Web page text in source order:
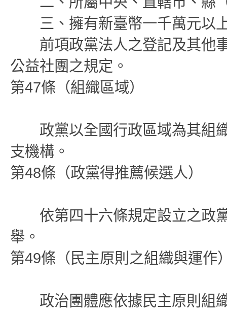
三、擁有新臺幣一千萬元以
前項政黨法人之登記及其他事
公益社團之規定。
第47條（組織區域）
政黨以全國行政區域為其組織
支機構。
第48條（政黨得推薦候選人）
依第四十六條規定設立之政黨
舉。
第49條（民主原則之組織與運作
政治團體應依據民主原則組織